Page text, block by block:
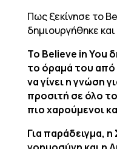
Πως ξεκίνησε το
δημιουργήθηκε
To Believe in You
το όραμά του από
να γίνει η γνώση
προσιτή σε όλο
πιο χαρούμενοι
Για παράδειγμα,